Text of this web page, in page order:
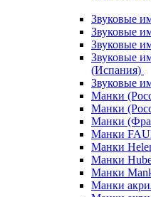
Звуковые
Звуковые
Звуковые
Звуковые
(Испания)
Звуковые
Манки
Манки
Манки
Манки
Манки
Манки
Манки
Манки